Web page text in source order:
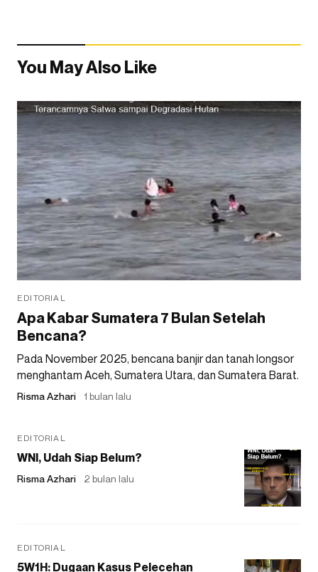
You May Also Like
EDITORIAL
Apa Kabar Sumatera 7 Bulan Setelah
Bencana?
Pada November 2025, bencana banjir dan tanah longsor
menghantam Aceh, Sumatera Utara, dan Sumatera Barat.
Risma Azhari 1 bulan lalu
EDITORIAL
WNI, Udah Siap Belum?
Risma Azhari 2 bulan lalu
EDITORIAL
5W1H: Dugaan Kasus Pelecehan